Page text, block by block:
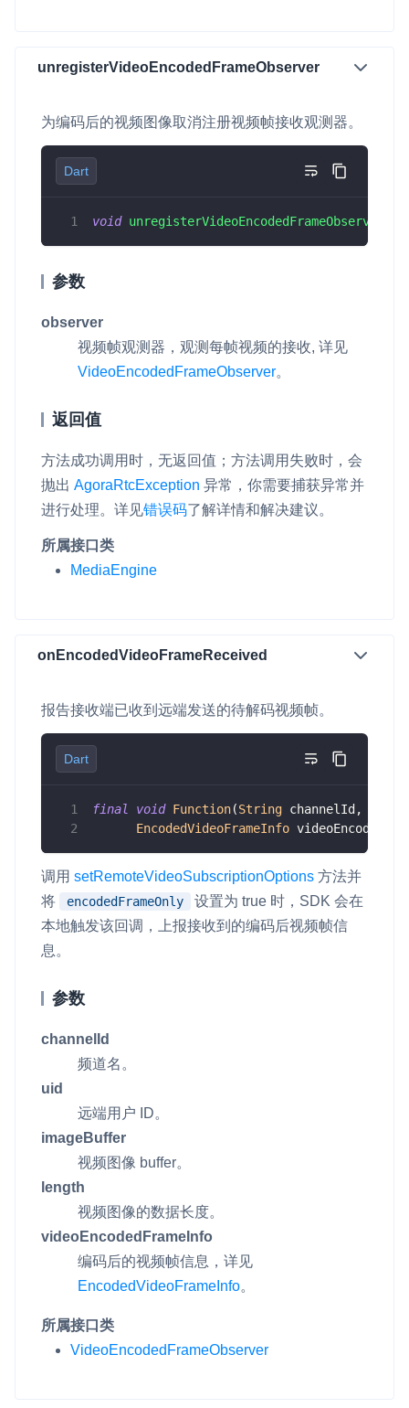
媒体服务
使用录制、推流、拉流等服务丰富互动体验
输入在线媒体流
云端转码 RTMP 网关
与 RTC 客户端 SDK 互通，实现收发流
PPT 转码服务
快速高效的文档转换解决方案
全周期通话质量检测、回溯和分析方案
控制台
开通和管理声网各项产品服务的统一入口
低代码应用平台
灵动会议 NEW
unregisterVideoEncodedFrameObserver
为编码后的视频图像取消注册视频帧接收观测器。
Dart
void unregisterVideoEncodedFrameObserver
参数
observer
视频帧观测器，观测每帧视频的接收, 详见
VideoEncodedFrameObserver。
返回值
方法成功调用时，无返回值；方法调用失败时，会
抛出 AgoraRtcException 异常，你需要捕获异常并
进行处理。详见错误码了解详情和解决建议。
所属接口类
MediaEngine
onEncodedVideoFrameReceived
报告接收端已收到远端发送的待解码视频帧。
Dart
final void Function(String channelId ,
EncodedVideoFrameInfo
调用 setRemoteVideoSubscriptionOptions 方法并
将
encodedFrameOnly 设置为 true 时，SDK 会在
本地触发该回调，上报接收到的编码后视频帧信
息。
参数
channelId
频道名。
uid
远端用户 ID。
imageBuffer
视频图像 buffer。
length
视频图像的数据长度。
videoEncodedFrameInfo
编码后的视频帧信息，详见
EncodedVideoFrameInfo。
所属接口类
VideoEncodedFrameObserver